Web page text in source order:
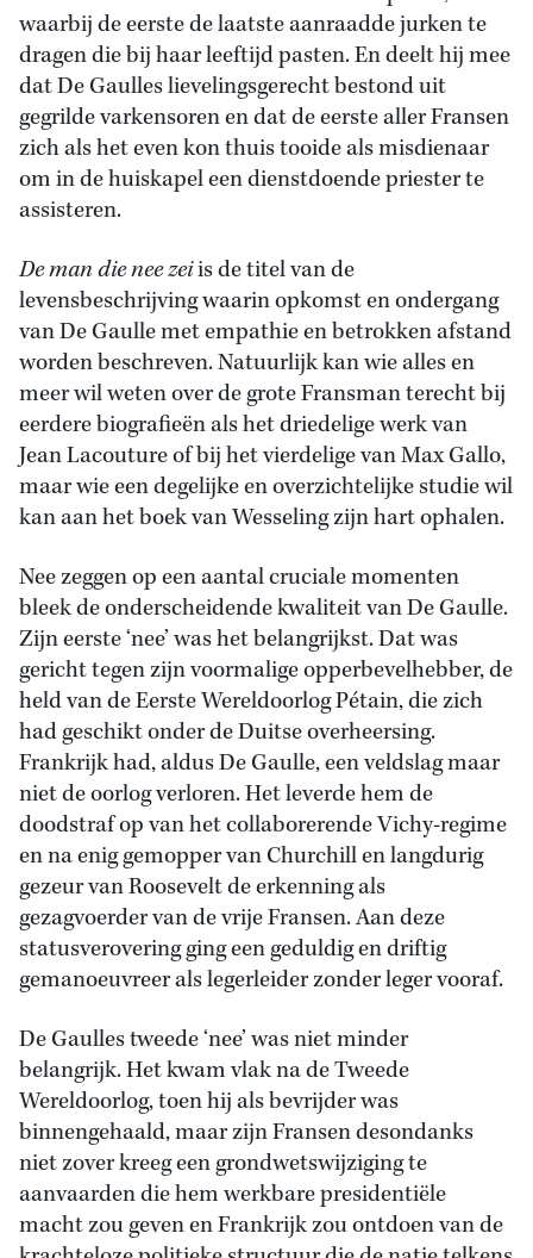
waarbij de eerste de laatste aanraadde jurken te
dragen die bij haar leeftijd pasten. En deelt hij mee
dat De Gaulles lievelingsgerecht bestond uit
gegrilde varkensoren en dat de eerste aller Fransen
zich als het even kon thuis tooide als misdienaar
om in de huiskapel een dienstdoende priester te
assisteren.
De man die nee zeiis de titel van de
levensbeschrijving waarin opkomst en ondergang
van De Gaulle met empathie en betrokken afstand
worden beschreven. Natuurlijk kan wie alles en
meer wil weten over de grote Fransman terecht bij
eerdere biografieën als het driedelige werk van
Jean Lacouture of bij het vierdelige van Max Gallo,
maar wie een degelijke en overzichtelijke studie wil
kan aan het boek van Wesseling zijn hart ophalen.
Nee zeggen op een aantal cruciale momenten
bleek de onderscheidende kwaliteit van De Gaulle.
Zijn eerste ‘nee’ was het belangrijkst. Dat was
gericht tegen zijn voormalige opperbevelhebber, de
held van de Eerste Wereldoorlog Pétain, die zich
had geschikt onder de Duitse overheersing.
Frankrijk had, aldus De Gaulle, een veldslag maar
niet de oorlog verloren. Het leverde hem de
doodstraf op van het collaborerende Vichy-regime
en na enig gemopper van Churchill en langdurig
gezeur van Roosevelt de erkenning als
gezagvoerder van de vrije Fransen. Aan deze
statusverovering ging een geduldig en driftig
gemanoeuvreer als legerleider zonder leger vooraf.
De Gaulles tweede ‘nee’ was niet minder
belangrijk. Het kwam vlak na de Tweede
Wereldoorlog, toen hij als bevrijder was
binnengehaald, maar zijn Fransen desondanks
niet zover kreeg een grondwetswijziging te
aanvaarden die hem werkbare presidentiële
macht zou geven en Frankrijk zou ontdoen van de